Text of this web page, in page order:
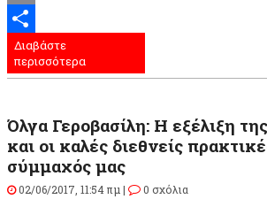
Email
Μοιραστείτε
Διαβάστε
περισσότερα
Όλγα Γεροβασίλη: Η εξέλιξη
και οι καλές διεθνείς
σύμμαχός μας
02/06/2017, 11:54 πμ | 0 σχόλια